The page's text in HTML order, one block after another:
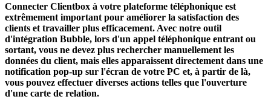
Connecter Clientbox à votre plateforme téléphonique est
extrêmement important pour améliorer la satisfaction des
clients et travailler plus efficacement. Avec notre outil
d'intégration Bubble, lors d'un appel téléphonique entrant ou
sortant, vous ne devez plus rechercher manuellement les
données du client, mais elles apparaissent directement dans une
notification pop-up sur l'écran de votre PC et, à partir de là,
vous pouvez effectuer diverses actions telles que l'ouverture
d'une carte de relation.